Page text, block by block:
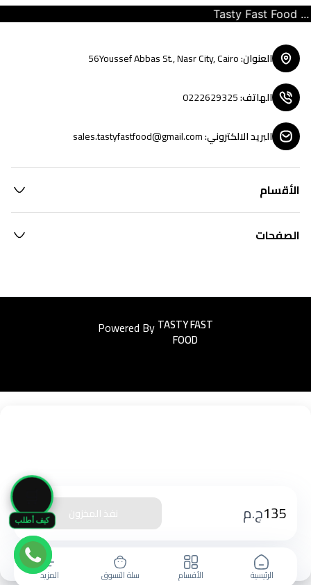
كيف أطلب 135ج.م نفذ المخزون
الرئيسية الأقسام سلة التسوق المزيد
Tasty Fast Food ...
العنوان:
56Youssef Abbas St., Nasr City, Cairo
الهاتف:
0222629325
البريد الالكتروني:
sales.tastyfastfood@gmail.com
الأقسام
الصفحات
Powered ByEasyorders